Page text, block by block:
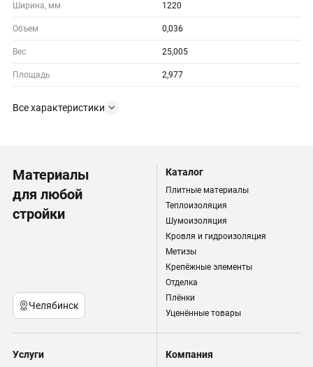
Ширина, мм 1220
Объем 0,036
Вес 25,005
Площадь 2,977
Все характеристики
Материалы
для любой
стройки
Челябинск
Каталог
Плитные материалы
Теплоизоляция
Шумоизоляция
Кровля и гидроизоляция
Метизы
Крепёжные элементы
Отделка
Плёнки
Уценённые товары
Услуги Компания